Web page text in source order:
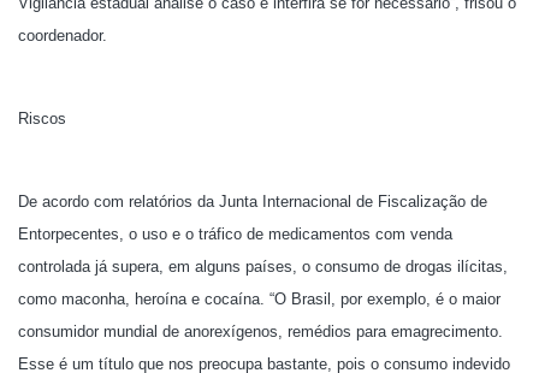
coordenador.
Riscos
De acordo com relatórios da Junta Internacional de Fiscalização de
Entorpecentes, o uso e o tráfico de medicamentos com venda
controlada já supera, em alguns países, o consumo de drogas ilícitas,
como maconha, heroína e cocaína. “O Brasil, por exemplo, é o maior
consumidor mundial de anorexígenos, remédios para emagrecimento.
Esse é um título que nos preocupa bastante, pois o consumo indevido